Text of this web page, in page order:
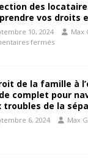
des
vos droits
10, 2024
Max
fermés
de la famille à
complet pour
troubles de la
6, 2024
Max